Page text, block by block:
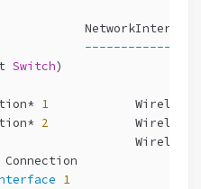
Switch)
1
2
Connection
1